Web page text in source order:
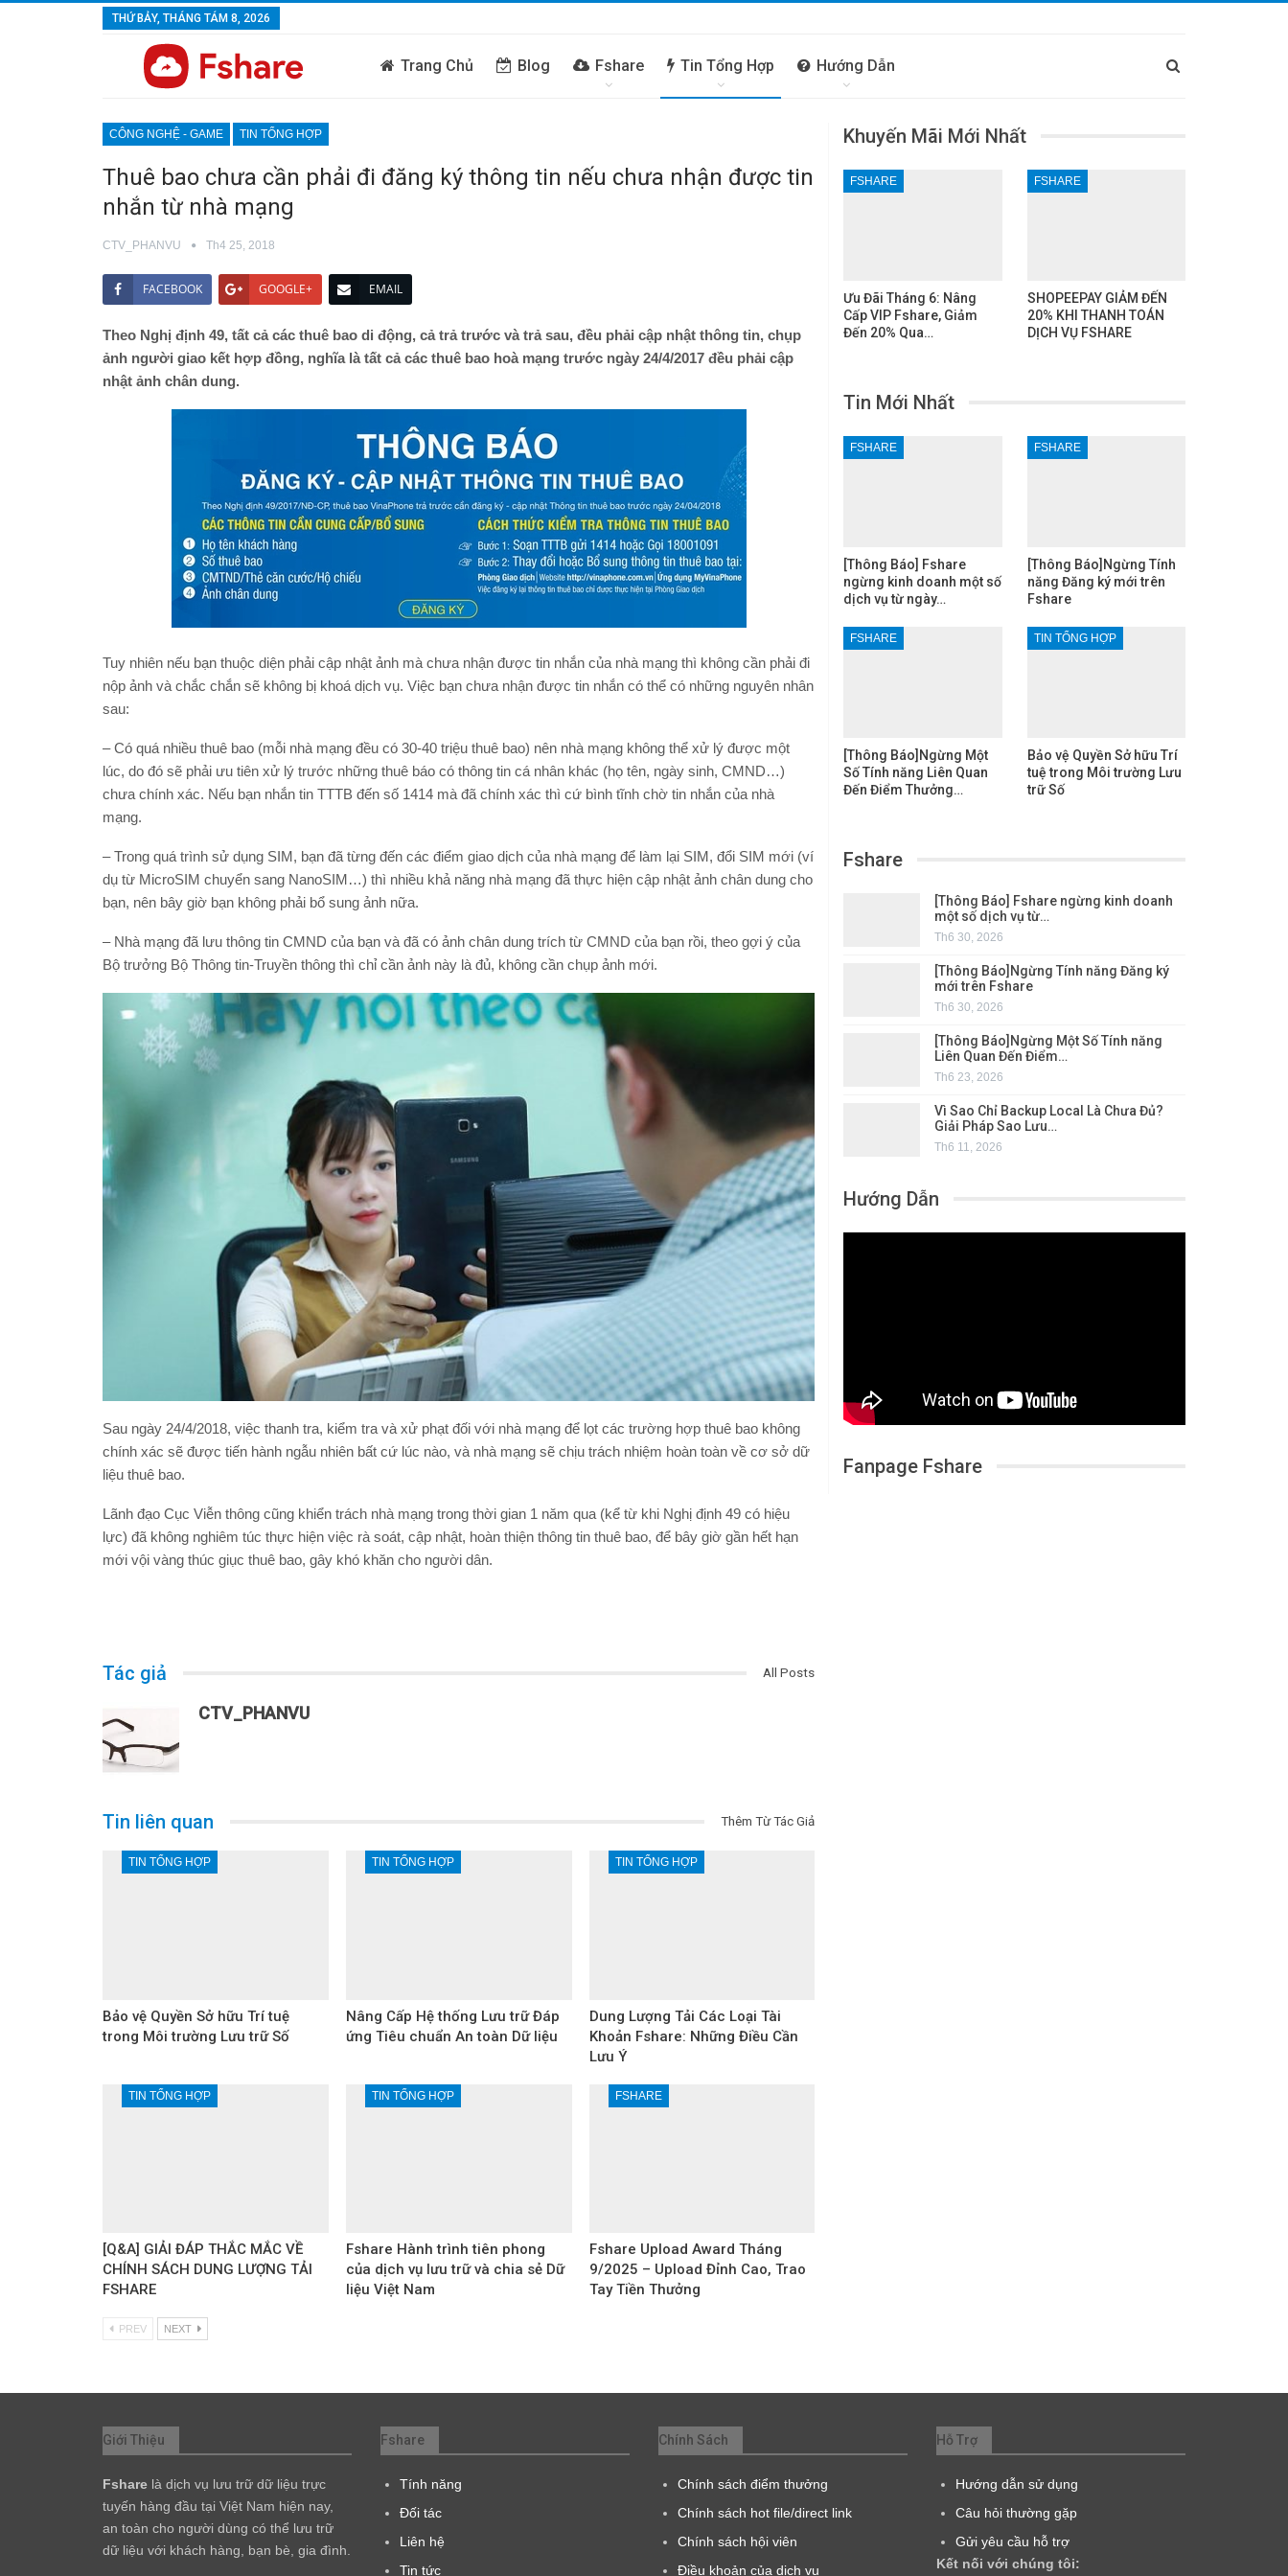
THỨ BẢY, THÁNG TÁM 8, 2026
Trang Chủ Blog Fshare Tin Tổng Hợp Hướng Dẫn
CÔNG NGHỆ - GAME TIN TỔNG HỢP
Thuê bao chưa cần phải đi đăng ký thông tin nếu chưa nhận được tin
nhắn từ nhà mạng
CTV_PHANVU Th4 25, 2018
FACEBOOK GOOGLE+ EMAIL
Theo Nghị định 49, tất cả các thuê bao di động, cả trả trước và trả sau, đều phải cập nhật thông tin, chụp
ảnh người giao kết hợp đồng, nghĩa là tất cả các thuê bao hoà mạng trước ngày 24/4/2017 đều phải cập
nhật ảnh chân dung.
Tuy nhiên nếu bạn thuộc diện phải cập nhật ảnh mà chưa nhận được tin nhắn của nhà mạng thì không cần phải đi
nộp ảnh và chắc chắn sẽ không bị khoá dịch vụ. Việc bạn chưa nhận được tin nhắn có thể có những nguyên nhân
sau:
– Có quá nhiều thuê bao (mỗi nhà mạng đều có 30-40 triệu thuê bao) nên nhà mạng không thể xử lý được một
lúc, do đó sẽ phải ưu tiên xử lý trước những thuê báo có thông tin cá nhân khác (họ tên, ngày sinh, CMND…)
chưa chính xác. Nếu bạn nhắn tin TTTB đến số 1414 mà đã chính xác thì cứ bình tĩnh chờ tin nhắn của nhà
mạng.
– Trong quá trình sử dụng SIM, bạn đã từng đến các điểm giao dịch của nhà mạng để làm lại SIM, đổi SIM mới (ví
dụ từ MicroSIM chuyển sang NanoSIM…) thì nhiều khả năng nhà mạng đã thực hiện cập nhật ảnh chân dung cho
bạn, nên bây giờ bạn không phải bổ sung ảnh nữa.
– Nhà mạng đã lưu thông tin CMND của bạn và đã có ảnh chân dung trích từ CMND của bạn rồi, theo gợi ý của
Bộ trưởng Bộ Thông tin-Truyền thông thì chỉ cần ảnh này là đủ, không cần chụp ảnh mới.
Sau ngày 24/4/2018, việc thanh tra, kiểm tra và xử phạt đối với nhà mạng để lọt các trường hợp thuê bao không
chính xác sẽ được tiến hành ngẫu nhiên bất cứ lúc nào, và nhà mạng sẽ chịu trách nhiệm hoàn toàn về cơ sở dữ
liệu thuê bao.
Lãnh đạo Cục Viễn thông cũng khiển trách nhà mạng trong thời gian 1 năm qua (kể từ khi Nghị định 49 có hiệu
lực) đã không nghiêm túc thực hiện việc rà soát, cập nhật, hoàn thiện thông tin thuê bao, để bây giờ gần hết hạn
mới vội vàng thúc giục thuê bao, gây khó khăn cho người dân.
Tác giả All Posts
CTV_PHANVU
Tin liên quan Thêm Từ Tác Giả
TIN TỔNG HỢP
Bảo vệ Quyền Sở hữu Trí tuệ
trong Môi trường Lưu trữ Số
TIN TỔNG HỢP
Nâng Cấp Hệ thống Lưu trữ Đáp
ứng Tiêu chuẩn An toàn Dữ liệu
TIN TỔNG HỢP
Dung Lượng Tải Các Loại Tài
Khoản Fshare: Những Điều Cần
Lưu Ý
TIN TỔNG HỢP
[Q&A] GIẢI ĐÁP THẮC MẮC VỀ
CHÍNH SÁCH DUNG LƯỢNG TẢI
FSHARE
TIN TỔNG HỢP
Fshare Hành trình tiên phong
của dịch vụ lưu trữ và chia sẻ Dữ
liệu Việt Nam
FSHARE
Fshare Upload Award Tháng
9/2025 – Upload Đỉnh Cao, Trao
Tay Tiền Thưởng
PREV NEXT
Khuyến Mãi Mới Nhất
FSHARE
Ưu Đãi Tháng 6: Nâng
Cấp VIP Fshare, Giảm
Đến 20% Qua…
FSHARE
SHOPEEPAY GIẢM ĐẾN
20% KHI THANH TOÁN
DỊCH VỤ FSHARE
Tin Mới Nhất
FSHARE
[Thông Báo] Fshare
ngừng kinh doanh một số
dịch vụ từ ngày…
FSHARE
[Thông Báo]Ngừng Tính
năng Đăng ký mới trên
Fshare
FSHARE
[Thông Báo]Ngừng Một
Số Tính năng Liên Quan
Đến Điểm Thưởng…
TIN TỔNG HỢP
Bảo vệ Quyền Sở hữu Trí
tuệ trong Môi trường Lưu
trữ Số
Fshare
[Thông Báo] Fshare ngừng kinh doanh
một số dịch vụ từ…
Th6 30, 2026
[Thông Báo]Ngừng Tính năng Đăng ký
mới trên Fshare
Th6 30, 2026
[Thông Báo]Ngừng Một Số Tính năng
Liên Quan Đến Điểm…
Th6 23, 2026
Vì Sao Chỉ Backup Local Là Chưa Đủ?
Giải Pháp Sao Lưu…
Th6 11, 2026
Hướng Dẫn
Fanpage Fshare
Giới Thiệu
Fshare là dịch vụ lưu trữ dữ liệu trực
tuyến hàng đầu tại Việt Nam hiện nay,
an toàn cho người dùng có thể lưu trữ
dữ liệu với khách hàng, bạn bè, gia đình.
Fshare
Tính năng
Đối tác
Liên hệ
Tin tức
Chính Sách
Chính sách điểm thưởng
Chính sách hot file/direct link
Chính sách hội viên
Điều khoản của dịch vụ
Hỗ Trợ
Hướng dẫn sử dụng
Câu hỏi thường gặp
Gửi yêu cầu hỗ trợ
Kết nối với chúng tôi: